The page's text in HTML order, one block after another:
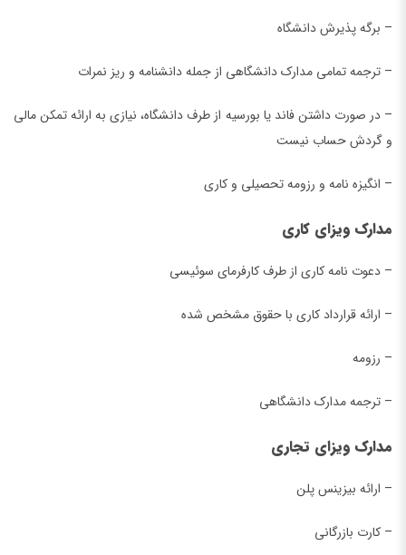
– برگه پذیرش دانشگاه
– ترجمه تمامی مدارک دانشگاهی از جمله دانشنامه و ریز نمرات
– در صورت داشتن فاند یا بورسیه از طرف دانشگاه، نیازی به ارائه تمکن مالی
و گردش حساب نیست
– انگیزه نامه و رزومه تحصیلی و کاری
مدارک ویزای کاری
– دعوت نامه کاری از طرف کارفرمای سوئیسی
– ارائه قرارداد کاری با حقوق مشخص شده
– رزومه
– ترجمه مدارک دانشگاهی
مدارک ویزای تجاری
– ارائه بیزینس پلن
– کارت بازرگانی